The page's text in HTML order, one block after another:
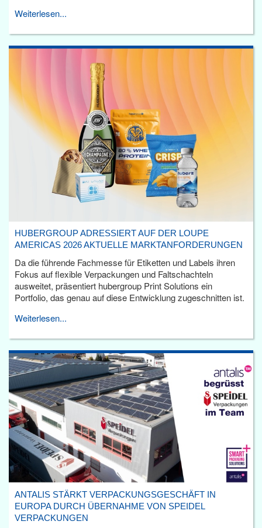
Weiterlesen...
HUBERGROUP ADRESSIERT AUF DER LOUPE
AMERICAS 2026 AKTUELLE MARKTANFORDERUNGEN
Da die führende Fachmesse für Etiketten und Labels ihren
Fokus auf flexible Verpackungen und Faltschachteln
ausweitet, präsentiert hubergroup Print Solutions ein
Portfolio, das genau auf diese Entwicklung zugeschnitten ist.
Weiterlesen...
ANTALIS STÄRKT VERPACKUNGSGESCHÄFT IN
EUROPA DURCH ÜBERNAHME VON SPEIDEL
VERPACKUNGEN